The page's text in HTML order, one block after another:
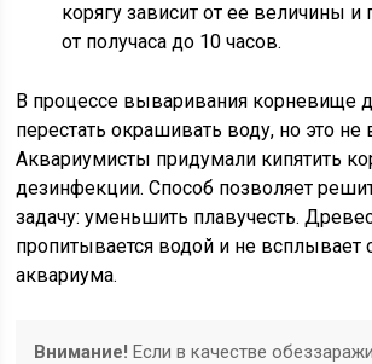
корягу зависит от ее величины
от получаса до 10 часов.
В процессе вываривания корневище
перестать окрашивать воду, но это не
Аквариумисты придумали кипятить
дезинфекции. Способ позволяет
задачу: уменьшить плавучесть.
пропитывается водой и не всплывает
аквариума.
Внимание! Если в качестве